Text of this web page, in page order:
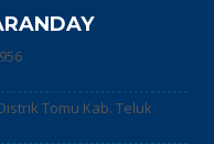
Tomu Kab. Teluk